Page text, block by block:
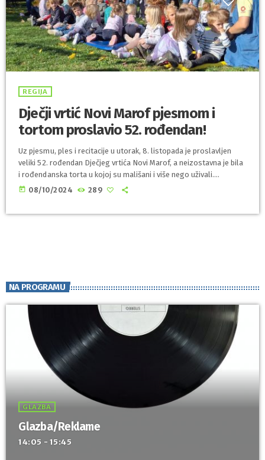
REGIJA
Dječji vrtić Novi Marof pjesmom i
tortom proslavio 52. rođendan!
Uz pjesmu, ples i recitacije u utorak, 8. listopada je proslavljen
veliki 52. rođendan Dječjeg vrtića Novi Marof, a neizostavna je bila
i rođendanska torta u kojoj su mališani i više nego uživali.
Ravnateljica Karolina Fotak, koja je na čelu vrtića već punih 13
today 08/10/2024 289
NA PROGRAMU
GLAZBA
Glazba/Reklame
14:05 - 15:45